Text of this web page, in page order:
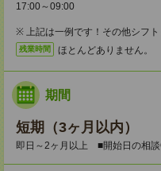
17:00～09:00
※ 上記は一例です！その他シフト
残業時間 ほとんどありません。
期間
短期（3ヶ月以内）
即日～2ヶ月以上 ■開始日の相談